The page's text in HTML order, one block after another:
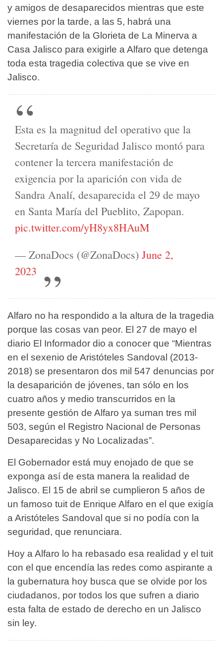
y amigos de desaparecidos mientras que este
viernes por la tarde, a las 5, habrá una
manifestación de la Glorieta de La Minerva a
Casa Jalisco para exigirle a Alfaro que detenga
toda esta tragedia colectiva que se vive en
Jalisco.
Esta es la magnitud del operativo que la
Secretaría de Seguridad Jalisco montó para
contener la tercera manifestación de
exigencia por la aparición con vida de
Sandra Analí, desaparecida el 29 de mayo
en Santa María del Pueblito, Zapopan.
pic.twitter.com/yH8yx8HAuM
— ZonaDocs (@ZonaDocs) June 2,
2023
Alfaro no ha respondido a la altura de la tragedia
porque las cosas van peor. El 27 de mayo el
diario El Informador dio a conocer que “Mientras
en el sexenio de Aristóteles Sandoval (2013-
2018) se presentaron dos mil 547 denuncias por
la desaparición de jóvenes, tan sólo en los
cuatro años y medio transcurridos en la
presente gestión de Alfaro ya suman tres mil
503, según el Registro Nacional de Personas
Desaparecidas y No Localizadas”.
El Gobernador está muy enojado de que se
exponga así de esta manera la realidad de
Jalisco. El 15 de abril se cumplieron 5 años de
un famoso tuit de Enrique Alfaro en el que exigía
a Aristóteles Sandoval que si no podía con la
seguridad, que renunciara.
Hoy a Alfaro lo ha rebasado esa realidad y el tuit
con el que encendía las redes como aspirante a
la gubernatura hoy busca que se olvide por los
ciudadanos, por todos los que sufren a diario
esta falta de estado de derecho en un Jalisco
sin ley.